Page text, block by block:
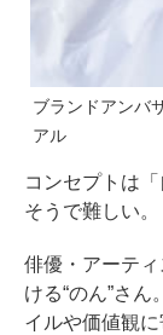
ブランドアンバ
アル
コンセプトは
そうで難しい。
俳優・アーテ
ける“のん”さ
イルや価値観